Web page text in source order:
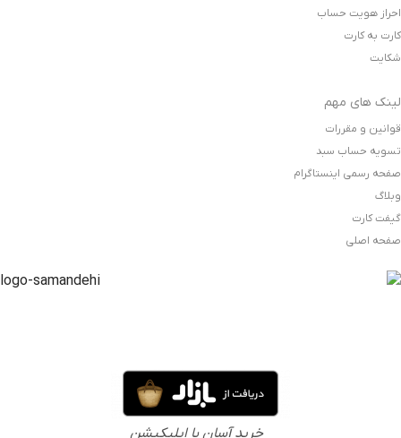
احراز هویت حساب
کارت به کارت
شکایت
لینک های مهم
قوانین و مقررات
تسویه حساب سبد
صفحه رسمی اینستاگرام
وبلاگ
گیفت کارت
صفحه اصلی
خرید آسان با اپلیکیشن